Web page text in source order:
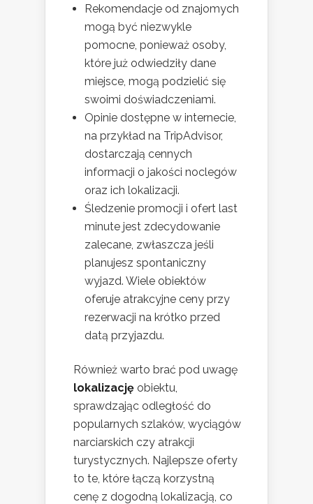
Rekomendacje od znajomych
mogą być niezwykle
pomocne, ponieważ osoby,
które już odwiedziły dane
miejsce, mogą podzielić się
swoimi doświadczeniami.
Opinie dostępne w internecie,
na przykład na TripAdvisor,
dostarczają cennych
informacji o jakości noclegów
oraz ich lokalizacji.
Śledzenie promocji i ofert last
minute jest zdecydowanie
zalecane, zwłaszcza jeśli
planujesz spontaniczny
wyjazd. Wiele obiektów
oferuje atrakcyjne ceny przy
rezerwacji na krótko przed
datą przyjazdu.
Również warto brać pod uwagę
lokalizację obiektu,
sprawdzając odległość do
popularnych szlaków, wyciągów
narciarskich czy atrakcji
turystycznych. Najlepsze oferty
to te, które łączą korzystną
cenę z dogodną lokalizacją, co